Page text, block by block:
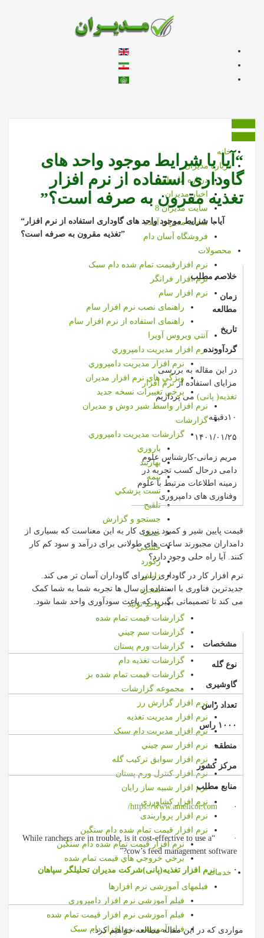
زبان خود را انتخاب کنید
خانه
درباره مديران
درباره ما بدانيد
اخبار مديران
سايت مديران 8
سايت مديران آينده
فروشگاه آسان دام
محصولات
نرم افزارقیمت تمام شده دام سبک
نرم افزار فرانگر
نرم افزار سام
راهنمای نصب نرم افزار سام
راهنمای استفاده از نرم افزار سام
آنتي ويروس آويرا
نرم افزار مديريت دامپروري
نرم افزار مديريت دامپروري
ويژگي هاي نرم افزار مديران
برخي تغييرات نسخه جديد
نرم افزار واسط شير دوش و مديران
گزارشات
گزارشات مديريت دامپروري
باروري
بهاربند
بيمه
تست پزشكي
تلقيح
جستجو و گزارش
حذف
خشكي
ركورد
زايش
شجره
واحد توليد
گزارشات قيمت تمام شده
گزارشات سم چيني
گزارشات ورم پستان
گزارشات تغذیه دام
گزارشات قیمت تمام شده بز
مجموعه گزارشات
نرم افزار گزارش رز
نرم افزار مديريت تغذيه
نرم افزار مدیریت دام سبک
نرم افزار سم چيني
نرم افزار سوابق تركيب گله
نرم افزار كنترل ورم پستان
نرم افزار شبیه ساز رایان
نرم افزار کشاورزی
نرم افزار پرواربندی
نرم افزار قيمت تمام شده دام سنگین
نرم افزار قيمت تمام شده دام سنگین
برخي خروجي هاي قيمت تمام شده
خدمات
فیلمهای آموزشی نرم افزارها
فيلم آموزشي نرم افزار دامپروری
فیلم آموزشی نرم افزار قیمت تمام شده
فیلم آموزشی نرم افزار دام سبک
“آیا با شرایط موجود واحد های
گاوداری استفاده از نرم افزار
تغذیه مقرون به صرفه است؟”
“ آیا با شرایط موجود واحد های گاوداری استفاده از نرم افزار
تغذیه مقرون به صرفه است؟”
خلاصه مطلب
زمان
مطالعه
تاریخ
گردآورنده
در این مقاله به بررسی
مزایای استفاده ازنرم افزار
تغذیه( پانی) می پردازیم
۱۰دقیقه
۱۴۰۱/۰۱/۲۵
مریم زمانی-کارشناس علوم
دامی درحال کسب تجربه در
زمینه اطلاعات مرتبط با علوم
وفناوری های دام‍‍‍‍پروری
قیمت پایین شیر و کمبود نیروی کار به این معناست که بسیاری از
دامداران مجبورند ساعت های طولانی برای درآمد و سود کم کار
کنند. آیا راه حلی وجود دارد؟
نرم افزار کار در گاوداری را برای گاوداران آسان تر می کند.
جدیدترین فناوری با استفاده از سال ها تجربه شما به شما کمک
می کند تا تصمیماتی بگیرید که باعث سودآوری واحد شما شود.
مشخصات
نوع گله
گاوشیری
تعداد راس
۱۰۰۰ راس
منطقه
مرکز کشور
منابع مطلب
·
https://www.amelicor.com/
· “While ranchers are in trouble, is it cost-effective to use a
cow’s feed management software?”
·نرم افزار تغذیه(پانی)شرکت مدیران تحلیلگر سپاهان
مواردی که در این مقاله مطالعه خواهیم کرد: